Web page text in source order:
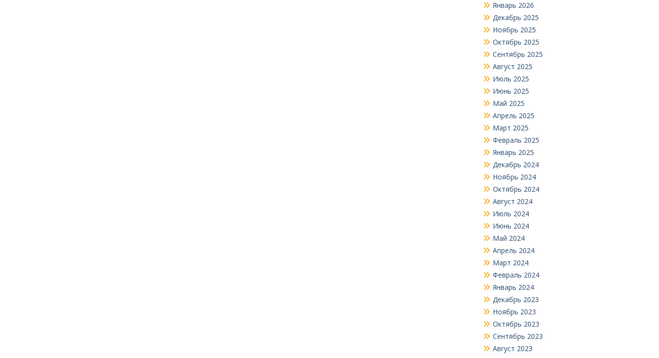
Январь 2026
Декабрь 2025
Ноябрь 2025
Октябрь 2025
Сентябрь 2025
Август 2025
Июль 2025
Июнь 2025
Май 2025
Апрель 2025
Март 2025
Февраль 2025
Январь 2025
Декабрь 2024
Ноябрь 2024
Октябрь 2024
Август 2024
Июль 2024
Июнь 2024
Май 2024
Апрель 2024
Март 2024
Февраль 2024
Январь 2024
Декабрь 2023
Ноябрь 2023
Октябрь 2023
Сентябрь 2023
Август 2023